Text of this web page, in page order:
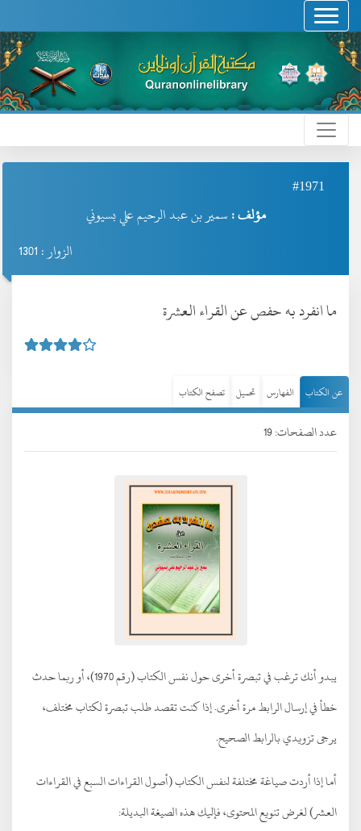
#1971
مؤلف : سمير بن عبد الرحيم علي بسيوني
الزوار : 1301
ما انفرد به حفص عن القراء العشرة
عن الكتاب الفهارس تحميل تصفح الكتاب
عدد الصفحات: 19
يبدو أنك ترغب في تبصرة أخرى حول نفس الكتاب (رقم 1970)، أو ربما حدث
خطأ في إرسال الرابط مرة أخرى. إذا كنت تقصد طلب تبصرة لكتاب مختلف،
يرجى تزويدي بالرابط الصحيح.
أما إذا أردت صياغة مختلفة لنفس الكتاب (أصول القراءات السبع في القراءات
العشر) لغرض تنويع المحتوى، فإليك هذه الصيغة البديلة: